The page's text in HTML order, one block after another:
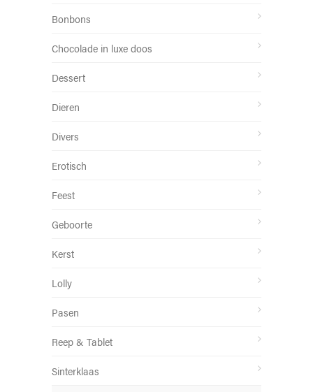
Bonbons
Chocolade in luxe doos
Dessert
Dieren
Divers
Erotisch
Feest
Geboorte
Kerst
Lolly
Pasen
Reep & Tablet
Sinterklaas